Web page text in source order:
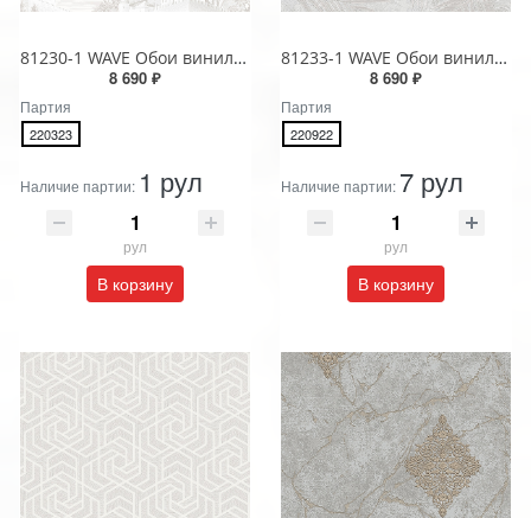
81230-1 WAVE Обои виниловые на бумажной основе 1.06*15.5
8 690 ₽
Партия
220323
Наличие партии: 1 рул
рул
В корзину
81233-1 WAVE Обои виниловые на бумажной основе 1.06*15.5
8 690 ₽
Партия
220922
Наличие партии: 7 рул
рул
В корзину